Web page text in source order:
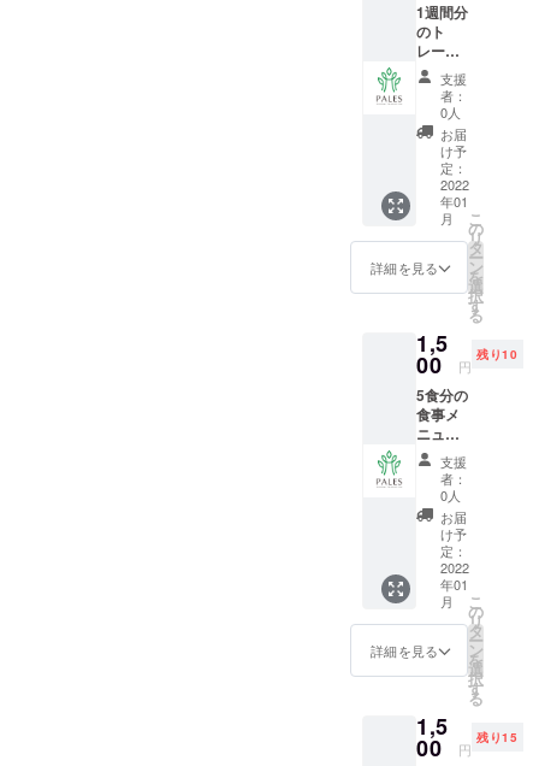
1週間分
のト
レーニ
ングメ
ニュー
作成。
1週間で
行うト
レーニ
ングメ
ニュー
を、二
分割や
三分割
など、
ニーズ
せて考
えさせ
ていた
だきま
す！ お
届け予
定
日:2022
年1月中
支援
者：
0人
お届
け予
定：
2022
年01
月
詳細を見る
こ
の
リ
タ
ー
ン
を
選
択
す
る
1,5
00 円
残り10
5食分の
食事メ
ニュー
作成。
PFCバ
ランス
を考え
た、5食
分の食
事メ
ニュー
をご提
供しま
す！ お
届け予
定
年1月中
支援
者：
0人
お届
け予
定：
2022
年01
月
詳細を見る
こ
の
リ
タ
ー
ン
を
選
択
す
る
1,5
00 円
残り15